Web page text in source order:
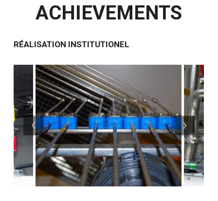
ACHIEVEMENTS
RÉALISATION INSTITUTIONEL